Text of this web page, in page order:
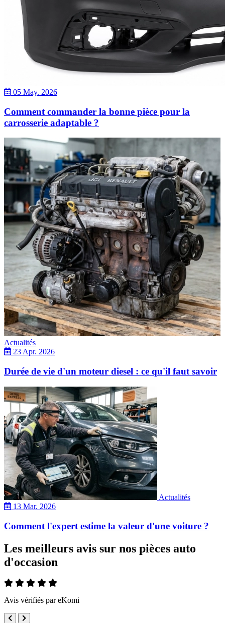
05 May. 2026
Comment commander la bonne pièce pour la
carrosserie adaptable ?
Actualités
23 Apr. 2026
Durée de vie d'un moteur diesel : ce qu'il faut savoir
Actualités
13 Mar. 2026
Comment l'expert estime la valeur d'une voiture ?
Les meilleurs avis sur nos pièces auto
d'occasion
Avis vérifiés par eKomi